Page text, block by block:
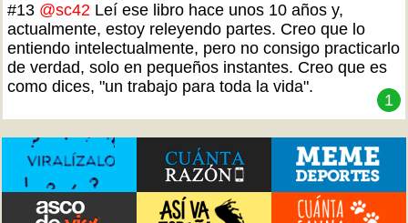
#13 @sc42 Leí ese libro hace unos 10 años y,
actualmente, estoy releyendo partes. Creo que lo
entiendo intelectualmente, pero no consigo practicarlo
de verdad, solo en pequeños instantes. Creo que es
como dices, "un trabajo para toda la vida".
1